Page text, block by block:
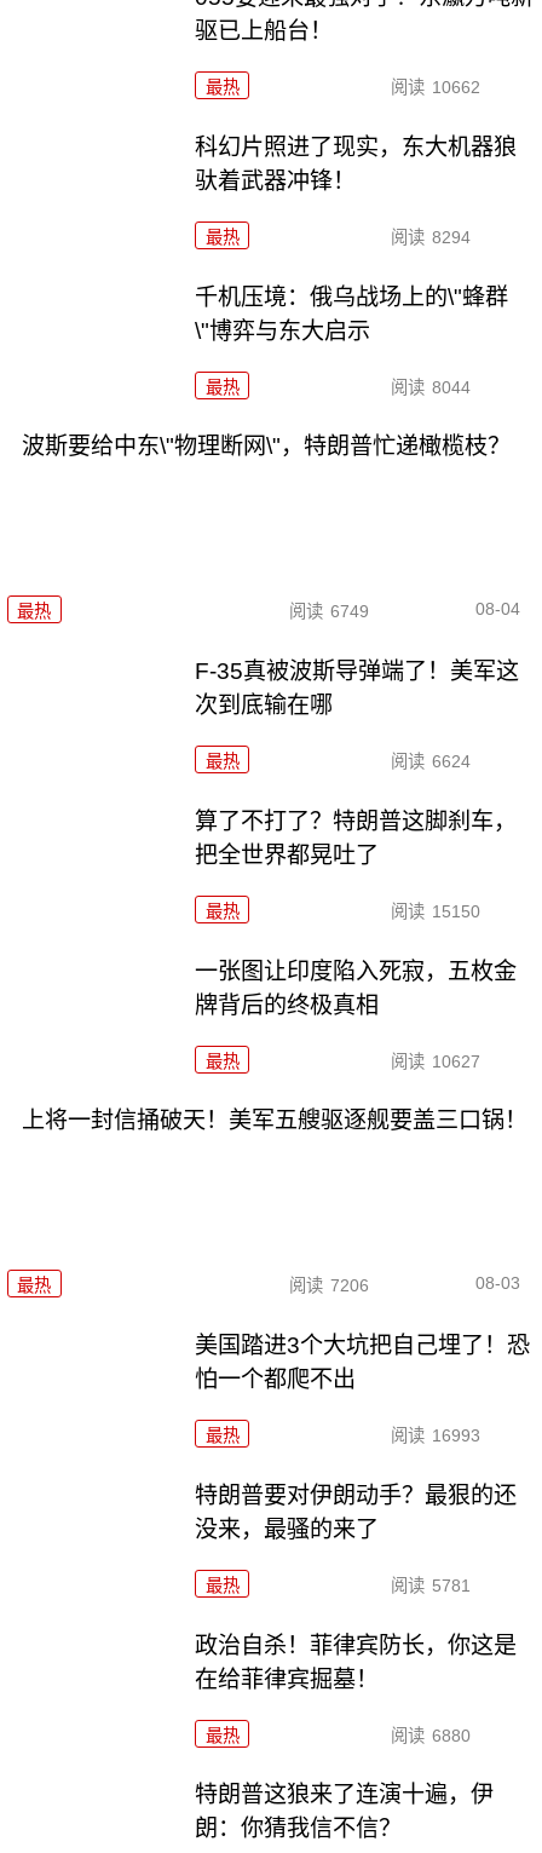
驱已上船台！
最热 阅读 10662
科幻片照进了现实，东大机器狼
驮着武器冲锋！
最热 阅读 8294
千机压境：俄乌战场上的\"蜂群
\"博弈与东大启示
最热 阅读 8044
波斯要给中东\"物理断网\"，特朗普忙递橄榄枝？
最热 阅读 6749 08-04
F-35真被波斯导弹端了！美军这
次到底输在哪
最热 阅读 6624
算了不打了？特朗普这脚刹车，
把全世界都晃吐了
最热 阅读 15150
一张图让印度陷入死寂，五枚金
牌背后的终极真相
最热 阅读 10627
上将一封信捅破天！美军五艘驱逐舰要盖三口锅！
最热 阅读 7206 08-03
美国踏进3个大坑把自己埋了！恐
怕一个都爬不出
最热 阅读 16993
特朗普要对伊朗动手？最狠的还
没来，最骚的来了
最热 阅读 5781
政治自杀！菲律宾防长，你这是
在给菲律宾掘墓！
最热 阅读 6880
特朗普这狼来了连演十遍，伊
朗：你猜我信不信？